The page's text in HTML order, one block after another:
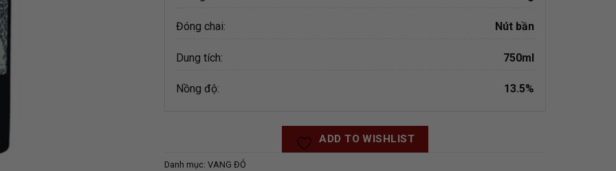
Đóng chai: Nút bần
Dung tích: 750ml
Nồng độ: 13.5%
ADD TO WISHLIST
Danh mục: VANG ĐỎ